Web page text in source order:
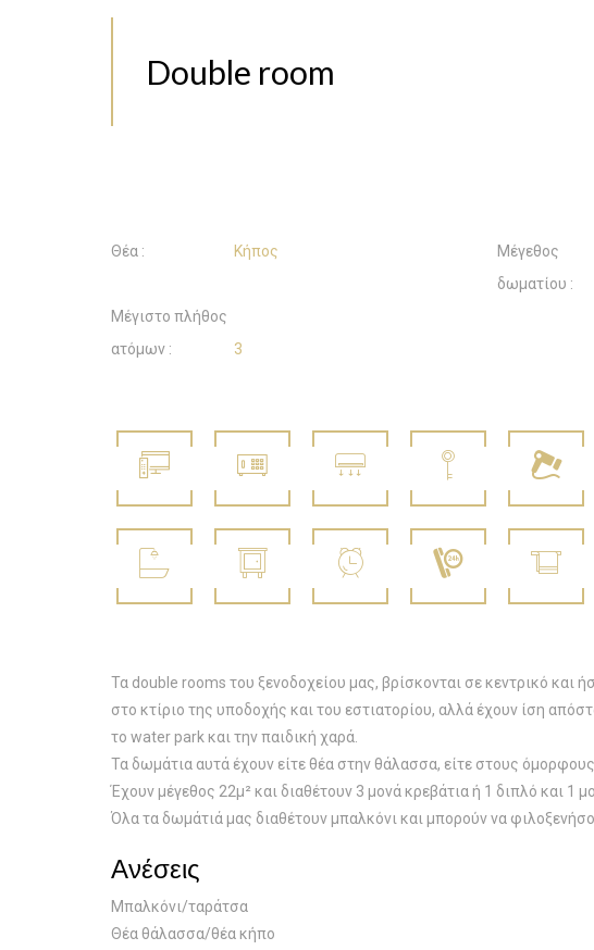
Double room
Θέα : Κήπος
Μέγεθος
δωματίου :
Μέγιστο πλήθος
ατόμων :
3
Τα double rooms του ξενοδοχείου μας, βρίσκονται σε κεντρικό και
στο κτίριο της υποδοχής και του εστιατορίου, αλλά έχουν ίση
το water park και την παιδική χαρά.
Τα δωμάτια αυτά έχουν είτε θέα στην θάλασσα, είτε στους
Έχουν μέγεθος 22μ² και διαθέτουν 3 μονά κρεβάτια ή 1 διπλό και 1
Όλα τα δωμάτιά μας διαθέτουν μπαλκόνι και μπορούν να
Ανέσεις
Μπαλκόνι/ταράτσα
Θέα θάλασσα/θέα κήπο